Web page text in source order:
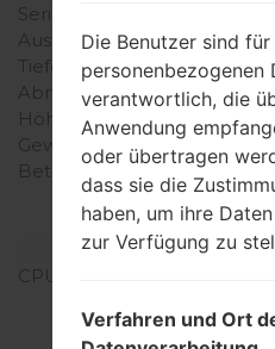
Serie
Ausgabe
Tiefe
Abmessungen (Breite /
Höhe)
Gewicht
Betriebssystem
CPU
Die Benutzer sind
personenbezogenen
verantwortlich, die
Anwendung
oder übertragen
dass sie die
haben, um ihre
zur Verfügung zu
Verfahren und Ort